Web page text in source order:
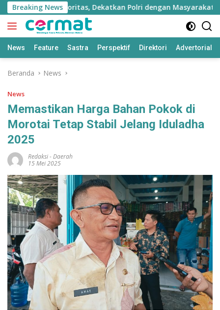
Langsung
ke
konten
Breaking News
Program Prioritas, Dekatkan Polri dengan Masyarakat
News Feature Sastra Perspektif Direktori Advertorial
Beranda News
News
Memastikan Harga Bahan Pokok di
Morotai Tetap Stabil Jelang Iduladha
2025
Redaksi-Daerah
15 Mei 2025